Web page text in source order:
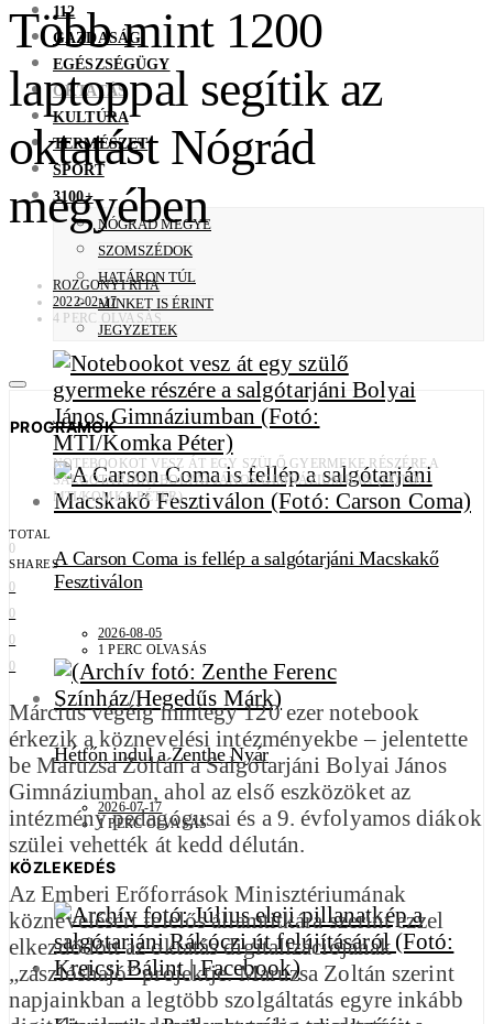
112
GAZDASÁG
EGÉSZSÉGÜGY
OKTATÁS
KULTÚRA
TERMÉSZET
SPORT
3100+
NÓGRÁD MEGYE
SZOMSZÉDOK
HATÁRON TÚL
MINKET IS ÉRINT
JEGYZETEK
PROGRAMOK
A Carson Coma is fellép a salgótarjáni Macskakő
Fesztiválon
2026-08-05
1 PERC OLVASÁS
Hétfőn indul a Zenthe Nyár
2026-07-17
1 PERC OLVASÁS
KÖZLEKEDÉS
Több mint 1200
laptoppal segítik az
oktatást Nógrád
megyében
ROZGONYI RITA
2022-02-17
4 PERC OLVASÁS
NOTEBOOKOT VESZ ÁT EGY SZÜLŐ GYERMEKE RÉSZÉRE A
SALGÓTARJÁNI BOLYAI JÁNOS GIMNÁZIUMBAN (FOTÓ:
MTI/KOMKA PÉTER)
TOTAL
0
SHARES
0
0
0
0
Március végéig mintegy 120 ezer notebook
érkezik a köznevelési intézményekbe – jelentette
be Maruzsa Zoltán a Salgótarjáni Bolyai János
Gimnáziumban, ahol az első eszközöket az
intézmény pedagógusai és a 9. évfolyamos diákok
szülei vehették át kedd délután.
Az Emberi Erőforrások Minisztériumának
köznevelésért felelős államtitkára szerint ezzel
elkezdődött az oktatás digitalizációjának
„zászlóshajó” projektje. Maruzsa Zoltán szerint
napjainkban a legtöbb szolgáltatás egyre inkább